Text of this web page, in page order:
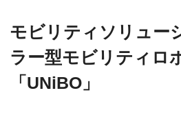
モビリティソリュー
ラー型モビリティロ
「UNiBO」